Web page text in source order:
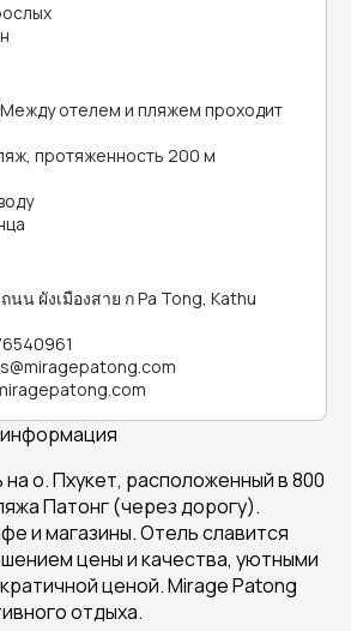
отелем и пляжем проходит
протяженность 200 м
นน ผังเมืองสาย ก Pa Tong, Kathu
о. Пхукет, расположенный в 800
Патонг (через дорогу).
и магазины. Отель славится
цены и качества, уютными
ценой. Mirage Patong
отдыха.